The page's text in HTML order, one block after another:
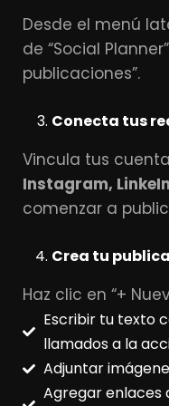
Desde el menú
de “Social
publicaciones”.
Conecta tus
Vincula tus
Instagram, LinkeIn
comenzar a
Crea tu
Haz clic en “+
Escribir tu texto
llamados a la
Adjuntar
Agregar enlaces